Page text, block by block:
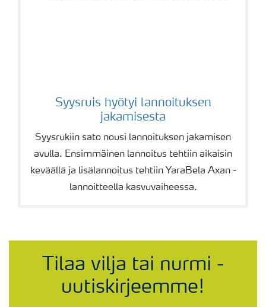
Syysruis hyötyi lannoituksen
jakamisesta
Syysrukiin sato nousi lannoituksen jakamisen
avulla. Ensimmäinen lannoitus tehtiin aikaisin
keväällä ja lisälannoitus tehtiin YaraBela Axan -
lannoitteella kasvuvaiheessa.
Tilaa vilja tai nurmi -
uutiskirjeemme!